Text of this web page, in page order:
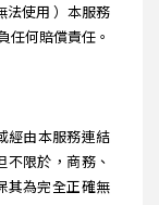
法使用 ）本服務
任何賠償責任。
經由本服務連結
限於，商務、
其為完全正確無